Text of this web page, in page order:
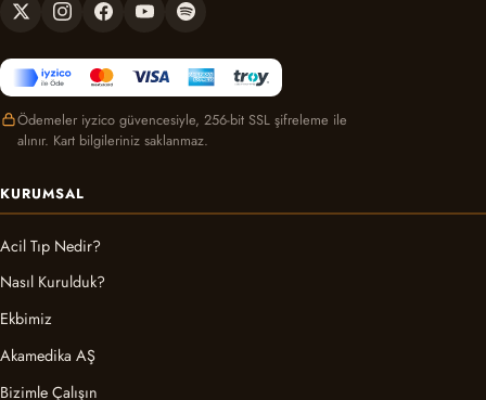
Ödemeler iyzico güvencesiyle, 256-bit SSL şifreleme ile
alınır. Kart bilgileriniz saklanmaz.
KURUMSAL
Acil Tıp Nedir?
Nasıl Kurulduk?
Ekbimiz
Akamedika AŞ
Bizimle Çalışın